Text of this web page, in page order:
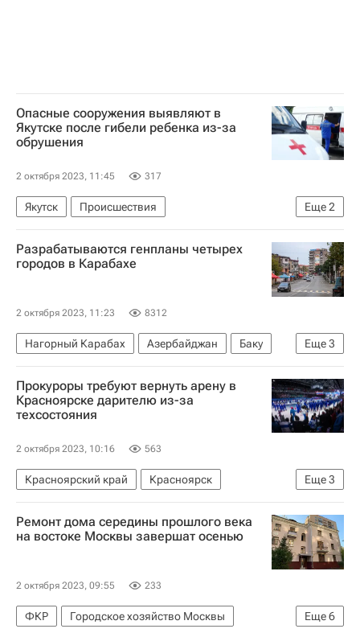
Опасные сооружения выявляют в
Якутске после гибели ребенка из-за
обрушения
2 октября 2023, 11:45 317
Еще2
Якутск
Происшествия
Следственный комитет России (СК РФ)
Криминал
Разрабатываются генпланы четырех
городов в Карабахе
2 октября 2023, 11:23 8312
Еще3
Нагорный Карабах Азербайджан
Баку
Ереван
Хикмет Гаджиев
Градостроительство
Прокуроры требуют вернуть арену в
Красноярске дарителю из-за
техсостояния
2 октября 2023, 10:16 563
Еще3
Красноярский край
Красноярск
Происшествия
Спортивные объекты
Криминал
Ремонт дома середины прошлого века
на востоке Москвы завершат осенью
2 октября 2023, 09:55 233
Еще6
ФКР
Городское хозяйство Москвы